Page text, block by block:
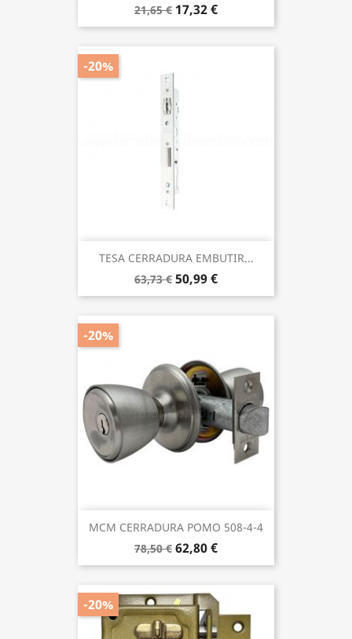
21,65 € 17,32 €
TESA CERRADURA EMBUTIR...
63,73 € 50,99 €
-20%
MCM CERRADURA POMO 508-4-4
78,50 € 62,80 €
-20%
-20%